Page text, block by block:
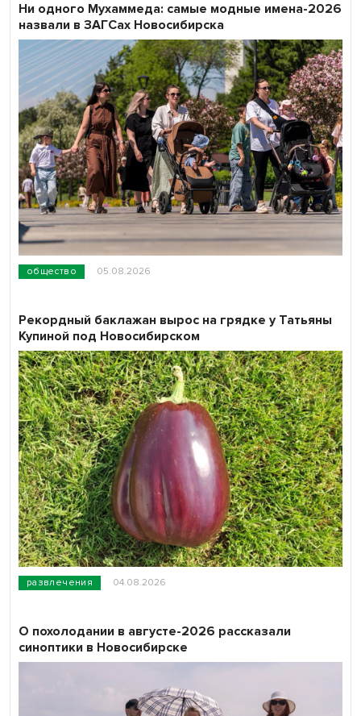
общество 05.08.2026
Ни одного Мухаммеда: самые модные имена-2026
назвали в ЗАГСах Новосибирска
развлечения 04.08.2026
Рекордный баклажан вырос на грядке у Татьяны
Купиной под Новосибирском
О похолодании в августе-2026 рассказали
синоптики в Новосибирске